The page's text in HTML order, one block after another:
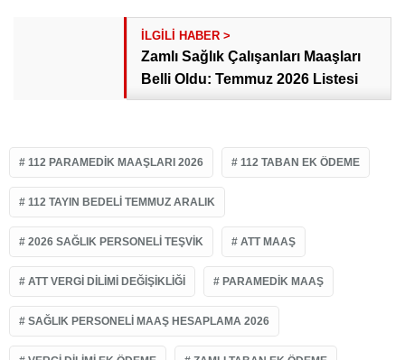
Zamlı Sağlık Çalışanları Maaşları
Belli Oldu: Temmuz 2026 Listesi
112 PARAMEDIK MAAŞLARI 2026 112 TABAN EK ÖDEME
112 TAYIN BEDELI TEMMUZ ARALIK
2026 SAĞLIK PERSONELI TEŞVIK ATT MAAŞ
ATT VERGI DILIMI DEĞIŞIKLIĞI PARAMEDIK MAAŞ
SAĞLIK PERSONELI MAAŞ HESAPLAMA 2026